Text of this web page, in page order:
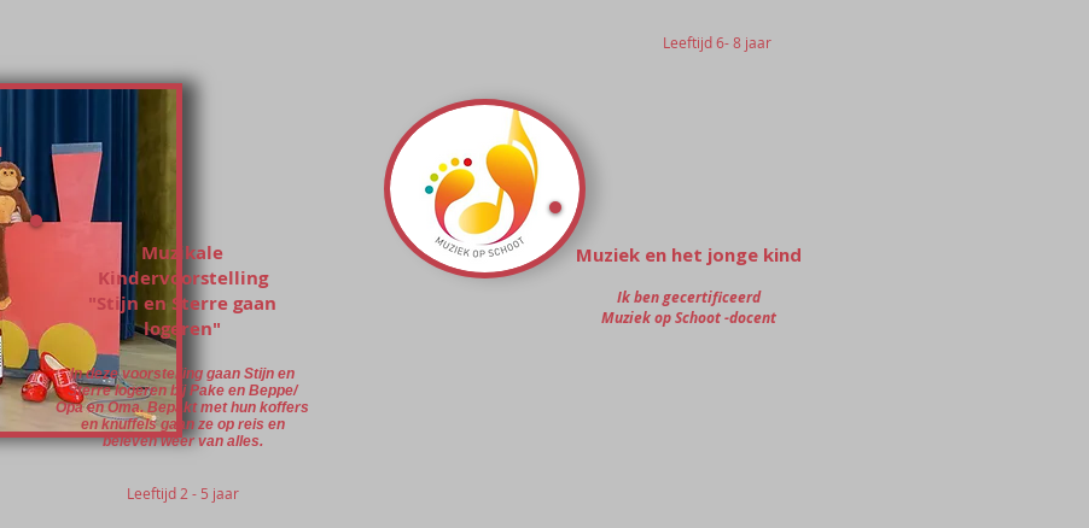
Leeftijd 6- 8 jaar
Muzikale
Kindervoorstelling
"Stijn en Sterre gaan
logeren"
In deze voorstelling gaan Stijn en
Sterre logeren bij Pake en Beppe/
Opa en Oma. Bepakt met hun koffers
en knuffels gaan ze op reis en
beleven weer van alles.
Leeftijd 2 - 5 jaar
Muziek en het jonge kind
Ik ben gecertificeerd
Muziek op Schoot -docent